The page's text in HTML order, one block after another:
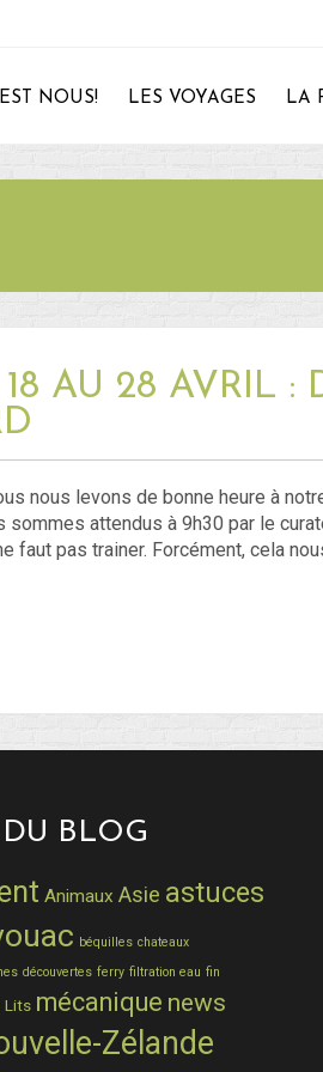
28
NOUS! LES VOYAGES LA
AU 28 AVRIL :
nous levons de bonne heure à
sommes attendus à 9h30 par le
faut pas trainer. Forcément, cela
BLOG
Animaux Asie astuces
béquilles chateaux
découvertes ferry filtration eau fin
Lits mécanique news
Zélande